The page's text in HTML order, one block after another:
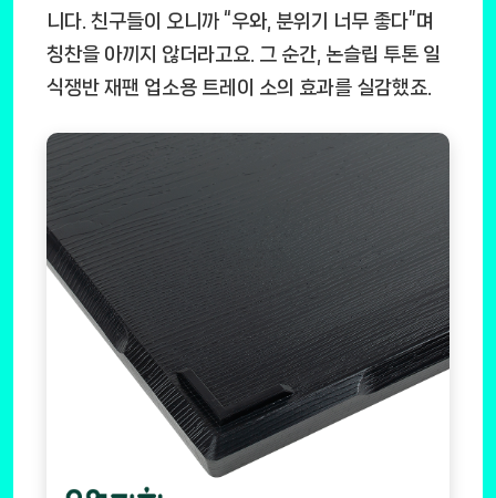
니다. 친구들이 오니까 “우와, 분위기 너무 좋다”며
칭찬을 아끼지 않더라고요. 그 순간, 논슬립 투톤 일
식쟁반 재팬 업소용 트레이 소의 효과를 실감했죠.